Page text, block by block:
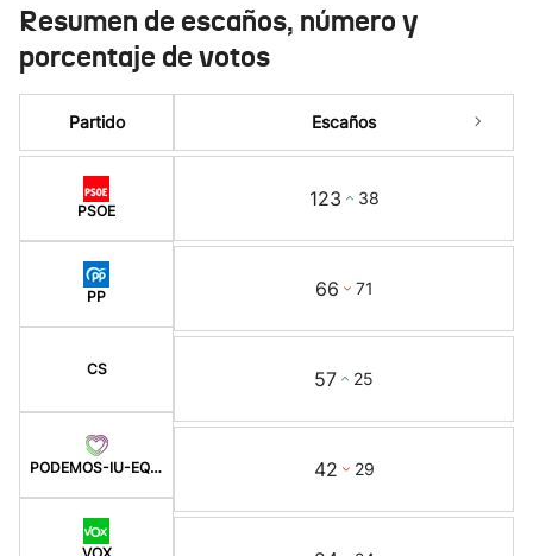
Resumen de escaños, número y
porcentaje de votos
Partido
PSOE
PP
CS
PODEMOS-IU-EQUO
Escaños
123 38
66 71
57 25
42 29